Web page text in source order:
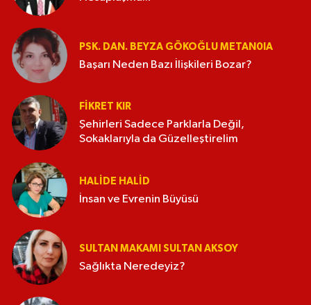
PSK. DAN. BEYZA GÖKOĞLU METAN0IA
Başarı Neden Bazı İlişkileri Bozar?
FIKRET KIR
Şehirleri Sadece Parklarla Değil,
Sokaklarıyla da Güzelleştirelim
HALIDE HALID
İnsan ve Evrenin Büyüsü
SULTAN MAKAMI SULTAN AKSOY
Sağlıkta Neredeyiz?